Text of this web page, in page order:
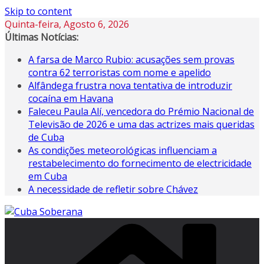
Skip to content
Quinta-feira, Agosto 6, 2026
Últimas Notícias:
A farsa de Marco Rubio: acusações sem provas
contra 62 terroristas com nome e apelido
Alfândega frustra nova tentativa de introduzir
cocaína em Havana
Faleceu Paula Alí, vencedora do Prémio Nacional de
Televisão de 2026 e uma das actrizes mais queridas
de Cuba
As condições meteorológicas influenciam a
restabelecimento do fornecimento de electricidade
em Cuba
A necessidade de refletir sobre Chávez